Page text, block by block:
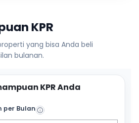
KPR
yang bisa Anda beli
bulanan.
KPR Anda
per Bulan